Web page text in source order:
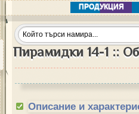
ПРОДУКЦИЯ
Пирамидки 14-1 ::
Описание и